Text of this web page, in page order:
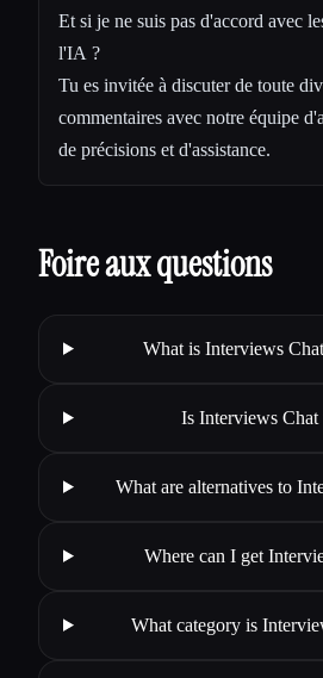
Et si je ne suis pas d'accord avec
l'IA ?
Tu es invitée à discuter de toute
commentaires avec notre équipe
de précisions et d'assistance.
Foire aux questions
What is Interviews
Is Interviews Chat
What are alternatives to
Where can I get
What category is